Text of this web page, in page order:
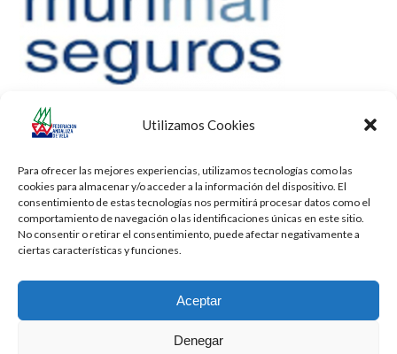
Utilizamos Cookies
Para ofrecer las mejores experiencias, utilizamos tecnologías como las
cookies para almacenar y/o acceder a la información del dispositivo. El
consentimiento de estas tecnologías nos permitirá procesar datos como el
comportamiento de navegación o las identificaciones únicas en este sitio.
No consentir o retirar el consentimiento, puede afectar negativamente a
ciertas características y funciones.
Aceptar
Denegar